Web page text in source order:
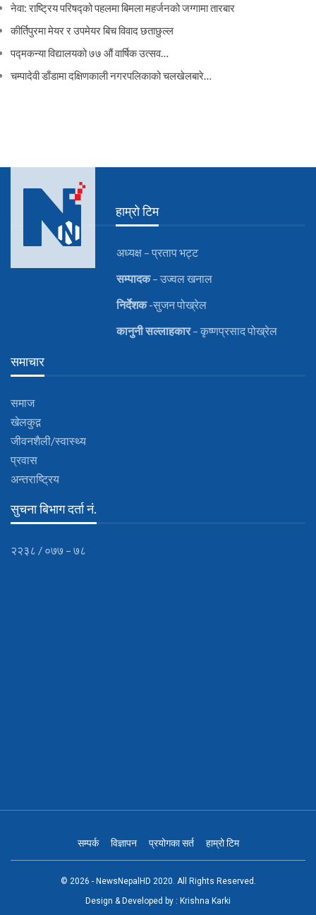
नेवा: राष्ट्रिय परिषद्को पहलमा बिमला महर्जनको जग्गामा तारबार
कीर्तिपुरमा मेयर र उपमेयर बिच विवाद छताछुल्ल
पद्मकन्या विद्यालयको ७७ औं ‌‌वार्षिक ‌उत्सव…
चम्पादेवी डाँडामा दक्षिणकाली नगरपलिकाको चलखेलबारे…
हाम्रो टिम
अध्यक्ष – प्रताप भट्ट
सम्पादक– उज्वल खनाल
निर्देशक-सुजन पोख्रेल
कानुनीसल्लाहकार– कृष्णप्रसाद पोख्रेल
समाचार
समाज
खेलकुद़़
जीवनशैली/स्वास्थ्य
प्रवास
अन्तराष्ट्रिय
सुचना बिभाग दर्ता नं.
२२३८ / ०७७ – ७८
सम्पर्क विज्ञापन प्रयोगका सर्त हाम्रो टिम
© 2026 - NewsNepalHD 2020. All Rights Reserved.
Design & Developed by : Krishna Karki